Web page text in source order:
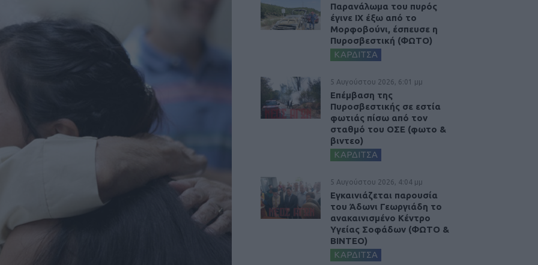
Παρανάλωμα του πυρός
έγινε ΙΧ έξω από το
Μορφοβούνι, έσπευσε η
Πυροσβεστική (ΦΩΤΟ)
ΚΑΡΔΙΤΣΑ
5 Αυγούστου 2026, 6:01 μμ
Επέμβαση της
Πυροσβεστικής σε εστία
φωτιάς πίσω από τον
σταθμό του ΟΣΕ (φωτο &
βιντεο)
ΚΑΡΔΙΤΣΑ
5 Αυγούστου 2026, 4:04 μμ
Εγκαινιάζεται παρουσία
του Άδωνι Γεωργιάδη το
ανακαινισμένο Κέντρο
Υγείας Σοφάδων (ΦΩΤΟ &
ΒΙΝΤΕΟ)
ΚΑΡΔΙΤΣΑ